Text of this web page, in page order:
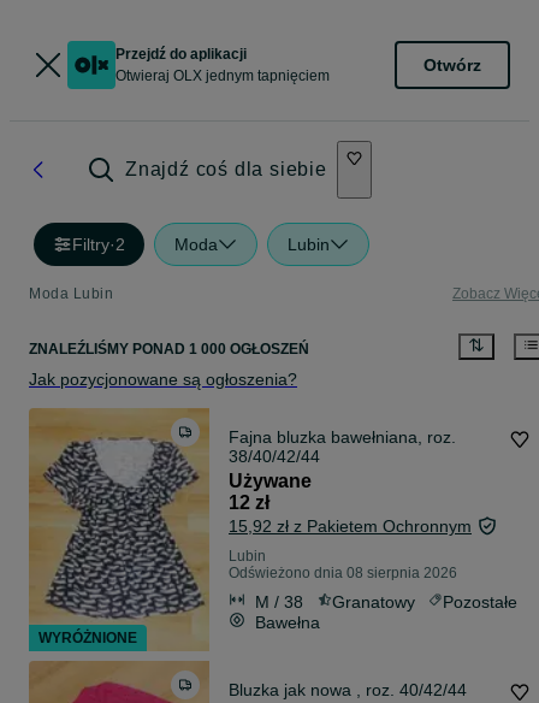
Przejdź do aplikacji
Otwieraj OLX jednym tapnięciem
Otwórz
Znajdź coś dla siebie
Filtry·2 Moda Lubin
Moda Lubin Zobacz
ZNALEŹLIŚMY PONAD 1 000 OGŁOSZEŃ
Jak pozycjonowane są ogłoszenia?
Fajna bluzka bawełniana, roz.
38/40/42/44
Używane
12 zł
15,92 zł z Pakietem Ochronnym
Lubin
Odświeżono dnia 08 sierpnia 2026
M / 38 Granatowy
Pozostałe
Bawełna
Bluzka jak nowa , roz. 40/42/44
WYRÓŻNIONE